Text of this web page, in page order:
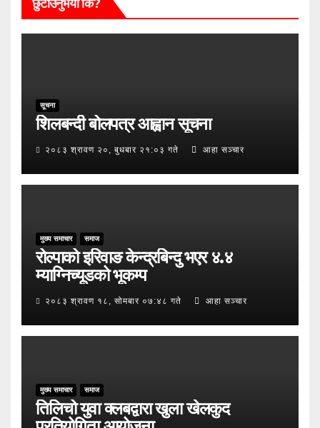
छुटाउनुभयो कि?
सूचना
शिलबन्दी बोलपत्र आह्वान सूचना
२०८३ श्रावण २०, बुधबार २१:०३ गते आहा सञ्चार
मुख्य समाचार समाज
रोल्पाको इरिवाङ केन्द्रबिन्दु भएर ४.४
म्याग्निच्यूडको भूकम्प
२०८३ श्रावण १८, सोमबार ०७:४८ गते आहा सञ्चार
मुख्य समाचार समाज
तिलिचो युवा क्लबद्वारा खुला खेलकुद